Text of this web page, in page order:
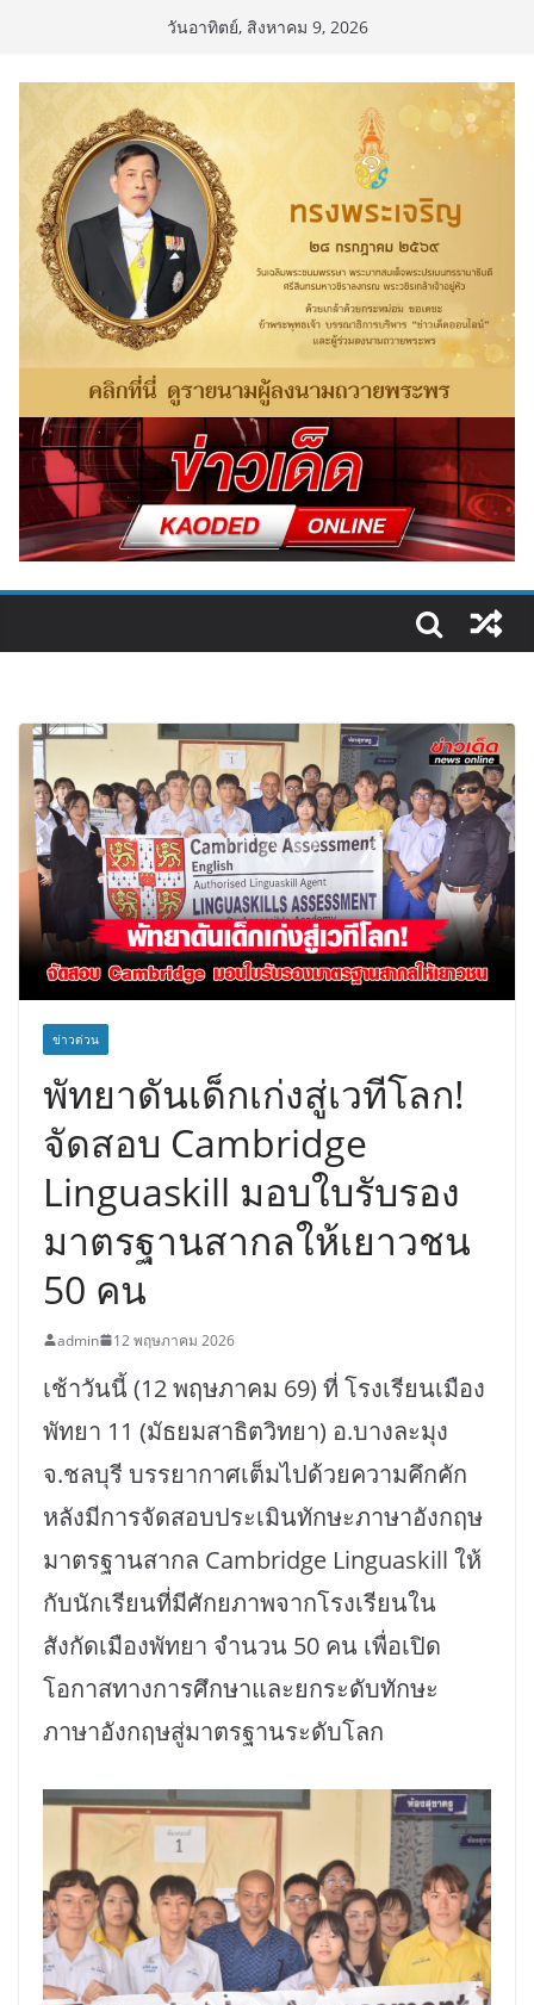
content
วันอาทิตย์, สิงหาคม 9, 2026
ข่าวด่วน
พัทยาดันเด็กเก่งสู่เวทีโลก!
จัดสอบ Cambridge
Linguaskill มอบใบรับรอง
มาตรฐานสากลให้เยาวชน
50 คน
admin 12 พฤษภาคม 2026
เช้าวันนี้ (12 พฤษภาคม 69) ที่ โรงเรียนเมือง
พัทยา 11 (มัธยมสาธิตวิทยา) อ.บางละมุง
จ.ชลบุรี บรรยากาศเต็มไปด้วยความคึกคัก
หลังมีการจัดสอบประเมินทักษะภาษาอังกฤษ
มาตรฐานสากล Cambridge Linguaskill ให้
กับนักเรียนที่มีศักยภาพจากโรงเรียนใน
สังกัดเมืองพัทยา จำนวน 50 คน เพื่อเปิด
โอกาสทางการศึกษาและยกระดับทักษะ
ภาษาอังกฤษสู่มาตรฐานระดับโลก